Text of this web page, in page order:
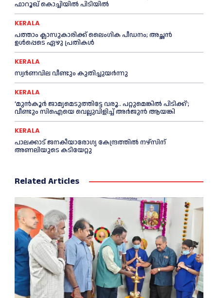
ഫാറൂഖ് കൊച്ചിയില്‍ പിടിയില്‍
KERALA
പത്താം ക്ലാസുകാരിക്ക് ലൈംഗിക പീഡനം; അച്ഛന്‍
ഉള്‍പ്പെടെ ഏഴു പ്രതികള്‍
KERALA
സ്വർണവില വീണ്ടും കുതിച്ചുയർന്നു
KERALA
‘മുൻ‌കൂര്‍ ജാമ്യമെടുത്തിട്ടേ വരൂ.. പറ്റുമെങ്കില്‍ പിടിക്ക്’;
വീണ്ടും സിഐയെ വെല്ലുവിളിച്ച്‌ അര്‍ജുന്‍ ആയങ്കി
KERALA
പാലക്കാട് ജനകീയാരോഗ്യ കേന്ദ്രത്തില്‍ നഴ്‌സിന്
അണലിയുടെ കടിയേറ്റു
Related Articles